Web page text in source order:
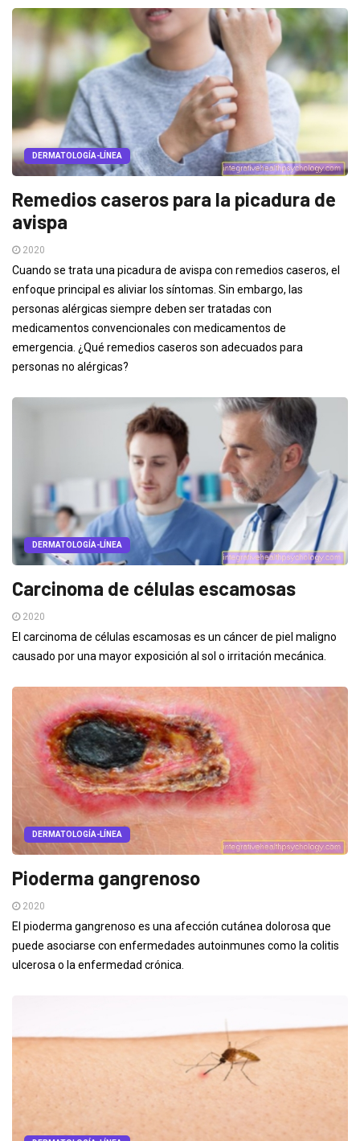
DERMATOLOGÍA-LÍNEA
Remedios caseros para la picadura de
avispa
2020
Cuando se trata una picadura de avispa con remedios caseros, el
enfoque principal es aliviar los síntomas. Sin embargo, las
personas alérgicas siempre deben ser tratadas con
medicamentos convencionales con medicamentos de
emergencia. ¿Qué remedios caseros son adecuados para
personas no alérgicas?
DERMATOLOGÍA-LÍNEA
Carcinoma de células escamosas
2020
El carcinoma de células escamosas es un cáncer de piel maligno
causado por una mayor exposición al sol o irritación mecánica.
DERMATOLOGÍA-LÍNEA
Pioderma gangrenoso
2020
El pioderma gangrenoso es una afección cutánea dolorosa que
puede asociarse con enfermedades autoinmunes como la colitis
ulcerosa o la enfermedad crónica.